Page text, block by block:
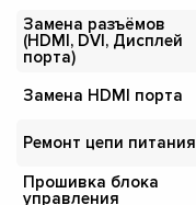
Замена разъёмов
(HDMI, DVI, Дисплей
порта)
Замена HDMI порта
Ремонт цепи питания
Прошивка блока
управления